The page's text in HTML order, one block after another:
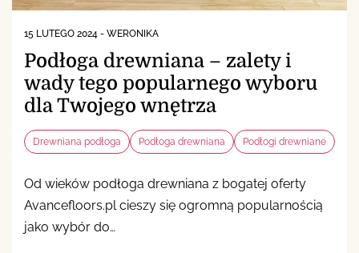
15 LUTEGO 2024 - WERONIKA
Podłoga drewniana – zalety i
wady tego popularnego wyboru
dla Twojego wnętrza
Drewniana podłoga Podłoga drewniana Podłogi drewniane
Od wieków podłoga drewniana z bogatej oferty
Avancefloors.pl cieszy się ogromną popularnością
jako wybór do…